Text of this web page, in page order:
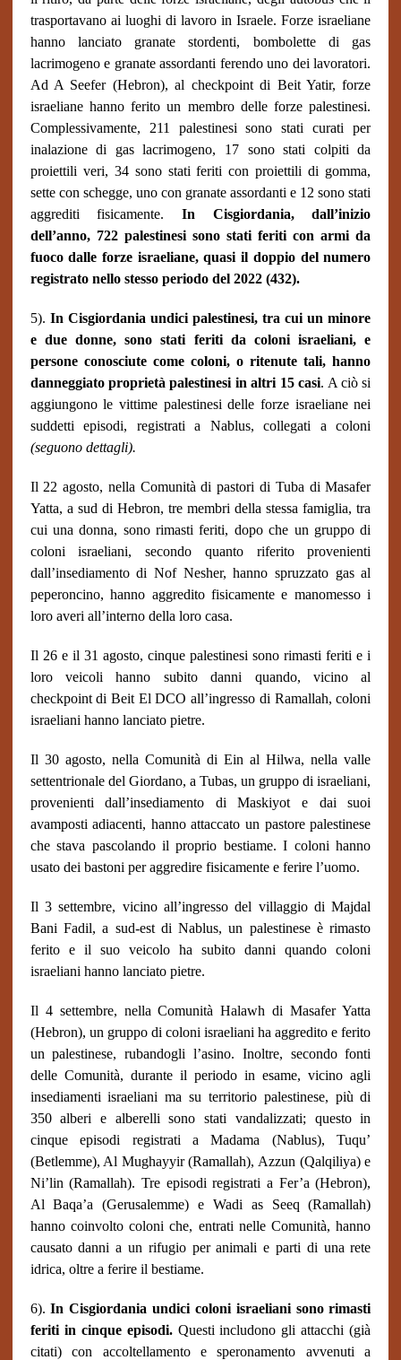
trasportavano ai luoghi di lavoro in Israele. Forze israeliane
hanno lanciato granate stordenti, bombolette di gas
lacrimogeno e granate assordanti ferendo uno dei lavoratori.
Ad A Seefer (Hebron), al checkpoint di Beit Yatir, forze
israeliane hanno ferito un membro delle forze palestinesi.
Complessivamente, 211 palestinesi sono stati curati per
inalazione di gas lacrimogeno, 17 sono stati colpiti da
proiettili veri, 34 sono stati feriti con proiettili di gomma,
sette con schegge, uno con granate assordanti e 12 sono stati
aggrediti fisicamente. In Cisgiordania, dall’inizio
dell’anno, 722 palestinesi sono stati feriti con armi da
fuoco dalle forze israeliane, quasi il doppio del numero
registrato nello stesso periodo del 2022 (432).
5). In Cisgiordania undici palestinesi, tra cui un minore
e due donne, sono stati feriti da coloni israeliani, e
persone conosciute come coloni, o ritenute tali, hanno
danneggiato proprietà palestinesi in altri 15 casi. A ciò si
aggiungono le vittime palestinesi delle forze israeliane nei
suddetti episodi, registrati a Nablus, collegati a coloni
(seguono dettagli).
Il 22 agosto, nella Comunità di pastori di Tuba di Masafer
Yatta, a sud di Hebron, tre membri della stessa famiglia, tra
cui una donna, sono rimasti feriti, dopo che un gruppo di
coloni israeliani, secondo quanto riferito provenienti
dall’insediamento di Nof Nesher, hanno spruzzato gas al
peperoncino, hanno aggredito fisicamente e manomesso i
loro averi all’interno della loro casa.
Il 26 e il 31 agosto, cinque palestinesi sono rimasti feriti e i
loro veicoli hanno subito danni quando, vicino al
checkpoint di Beit El DCO all’ingresso di Ramallah, coloni
israeliani hanno lanciato pietre.
Il 30 agosto, nella Comunità di Ein al Hilwa, nella valle
settentrionale del Giordano, a Tubas, un gruppo di israeliani,
provenienti dall’insediamento di Maskiyot e dai suoi
avamposti adiacenti, hanno attaccato un pastore palestinese
che stava pascolando il proprio bestiame. I coloni hanno
usato dei bastoni per aggredire fisicamente e ferire l’uomo.
Il 3 settembre, vicino all’ingresso del villaggio di Majdal
Bani Fadil, a sud-est di Nablus, un palestinese è rimasto
ferito e il suo veicolo ha subito danni quando coloni
israeliani hanno lanciato pietre.
Il 4 settembre, nella Comunità Halawh di Masafer Yatta
(Hebron), un gruppo di coloni israeliani ha aggredito e ferito
un palestinese, rubandogli l’asino. Inoltre, secondo fonti
delle Comunità, durante il periodo in esame, vicino agli
insediamenti israeliani ma su territorio palestinese, più di
350 alberi e alberelli sono stati vandalizzati; questo in
cinque episodi registrati a Madama (Nablus), Tuqu’
(Betlemme), Al Mughayyir (Ramallah), Azzun (Qalqiliya) e
Ni’lin (Ramallah). Tre episodi registrati a Fer’a (Hebron),
Al Baqa’a (Gerusalemme) e Wadi as Seeq (Ramallah)
hanno coinvolto coloni che, entrati nelle Comunità, hanno
causato danni a un rifugio per animali e parti di una rete
idrica, oltre a ferire il bestiame.
6).In Cisgiordania undici coloni israeliani sono rimasti
feriti in cinque episodi.Questi includono gli attacchi (già
citati) con accoltellamento e speronamento avvenuti a